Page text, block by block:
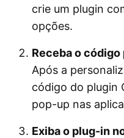
crie um plugin
opções.
Receba o
Após a
código do plugin
pop-up nas
Exiba o plug-in